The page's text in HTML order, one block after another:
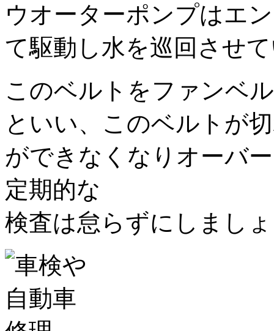
ウオーターポンプはエ
て駆動し水を巡回させ
このベルトをファンベ
といい、このベルトが
ができなくなりオーバ
定期的な
検査は怠らずにしまし